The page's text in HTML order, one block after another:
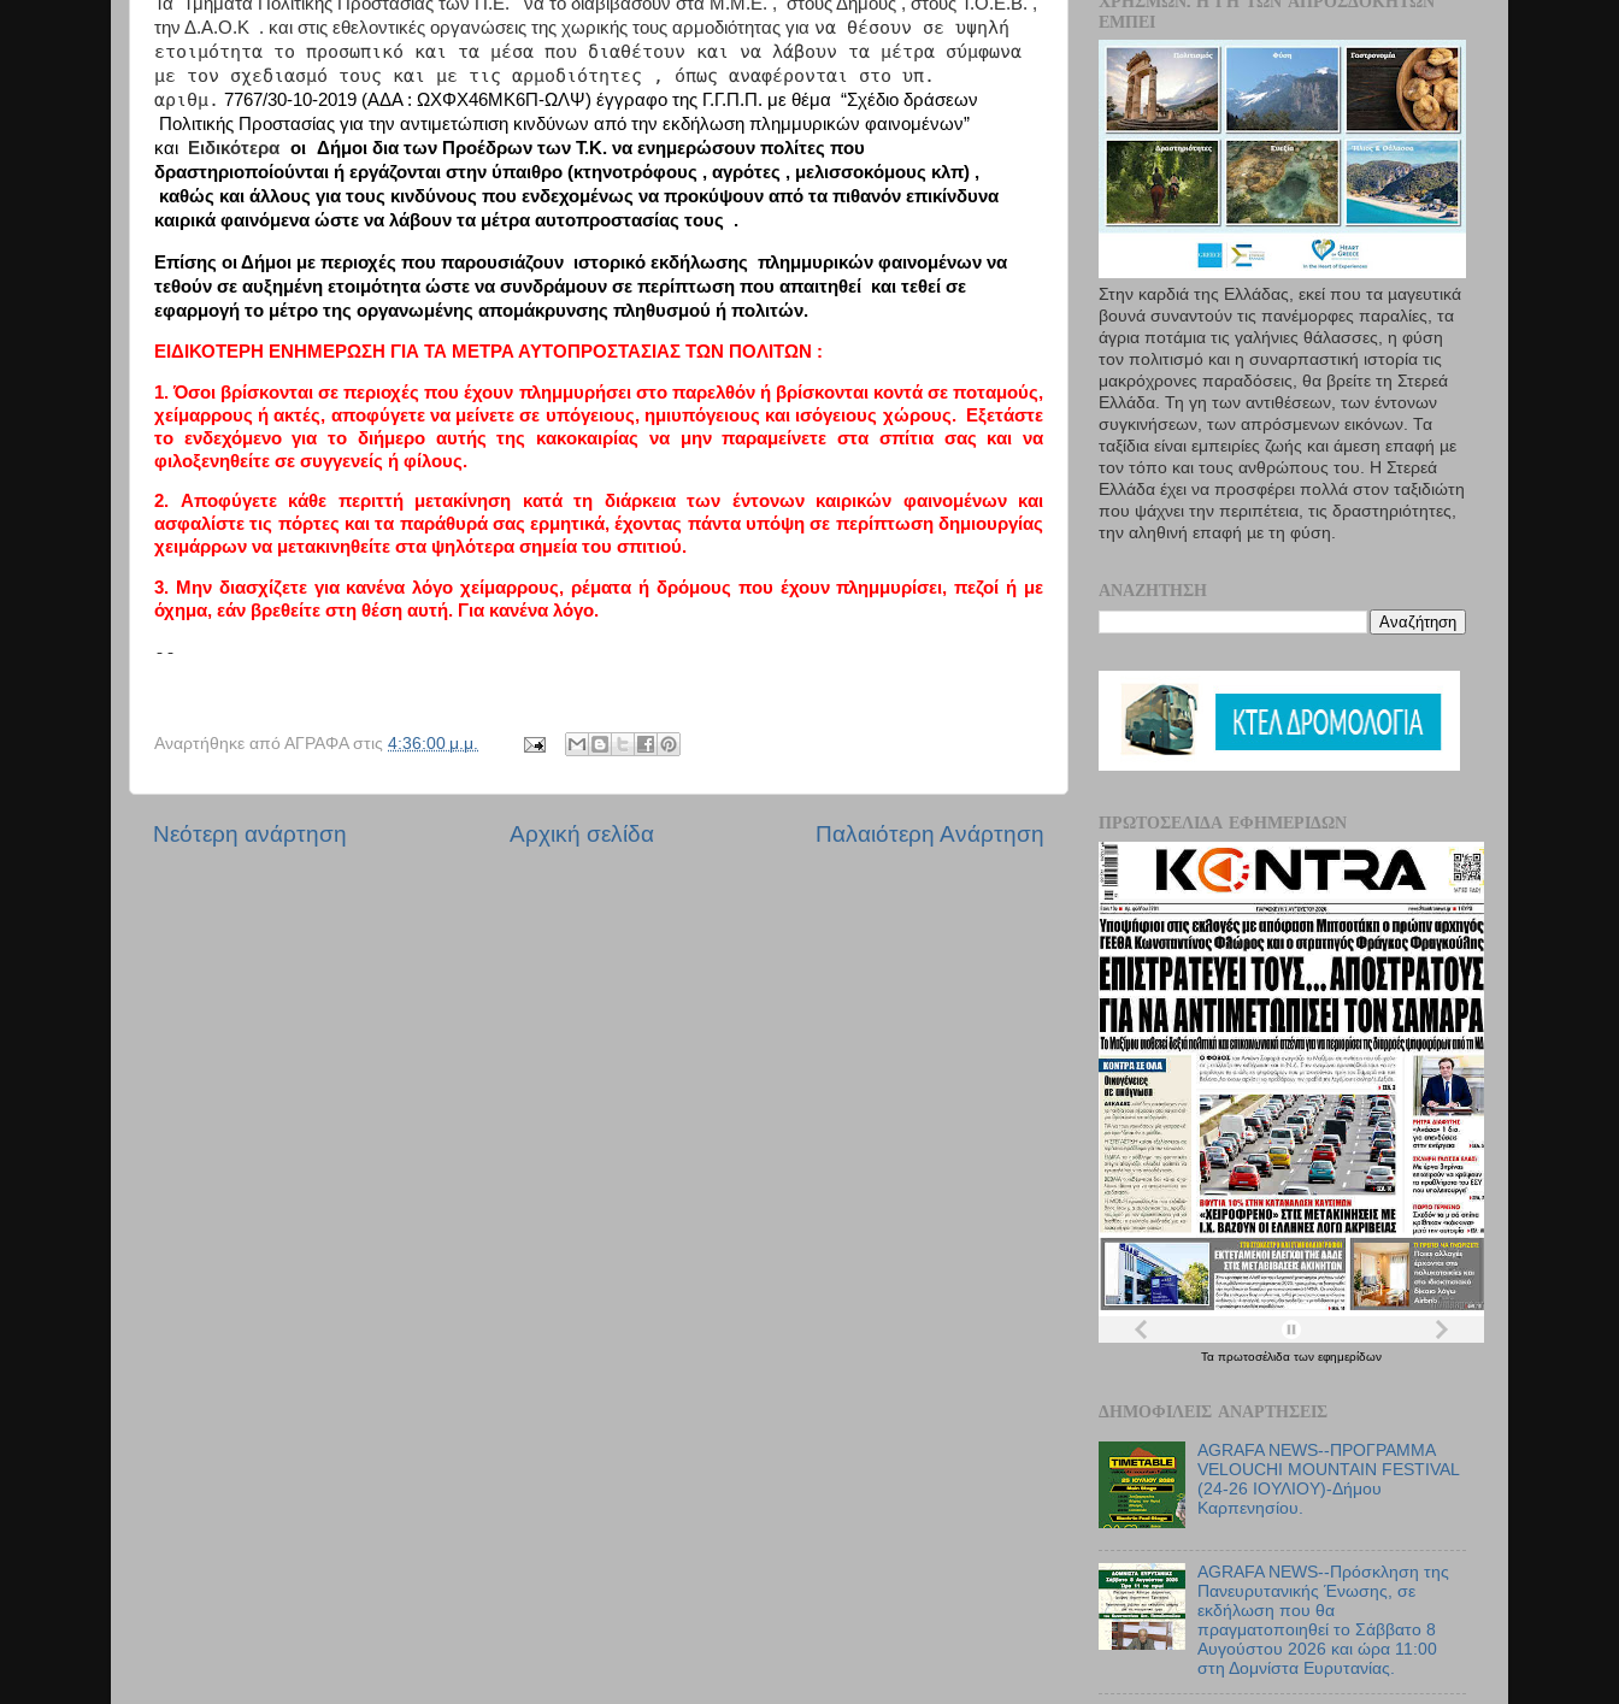
την Δ.Α.Ο.Κ . και στις εθελοντικές οργανώσεις της χωρικής τους αρμοδιότητας για να θέσουν σε υψηλή
ετοιμότητα το προσωπικό και τα μέσα που διαθέτουν και να λάβουν τα μέτρα σύμφωνα
με τον σχεδιασμό τους και με τις αρμοδιότητες , όπως αναφέρονται στο υπ.
αριθμ. 7767/30-10-2019 (ΑΔΑ : ΩΧΦΧ46ΜΚ6Π-ΩΛΨ) έγγραφο της Γ.Γ.Π.Π. με θέμα “Σχέδιο δράσεων
Πολιτικής Προστασίας για την αντιμετώπιση κινδύνων από την εκδήλωση πλημμυρικών φαινομένων”
και
Ειδικότερα οι Δήμοι δια των Προέδρων των Τ.Κ. να ενημερώσουν πολίτες που
δραστηριοποίούνται ή εργάζονται στην ύπαιθρο (κτηνοτρόφους , αγρότες , μελισσοκόμους κλπ) ,
καθώς και άλλους για τους κινδύνους που ενδεχομένως να προκύψουν από τα πιθανόν επικίνδυνα
καιρικά φαινόμενα ώστε να λάβουν τα μέτρα αυτοπροστασίας τους .
Επίσης οι Δήμοι με περιοχές που παρουσιάζουν ιστορικό εκδήλωσης πλημμυρικών φαινομένων να
τεθούν σε αυξημένη ετοιμότητα ώστε να συνδράμουν σε περίπτωση που απαιτηθεί και τεθεί σε
εφαρμογή το μέτρο της οργανωμένης απομάκρυνσης πληθυσμού ή πολιτών.
ΕΙΔΙΚΟΤΕΡΗ ΕΝΗΜΕΡΩΣΗ ΓΙΑ ΤΑ ΜΕΤΡΑ ΑΥΤΟΠΡΟΣΤΑΣΙΑΣ ΤΩΝ ΠΟΛΙΤΩΝ :
1. Όσοι βρίσκονται σε περιοχές που έχουν πλημμυρήσει στο παρελθόν ή βρίσκονται κοντά σε ποταμούς,
χείμαρρους ή ακτές, αποφύγετε να μείνετε σε υπόγειους, ημιυπόγειους και ισόγειους χώρους. Εξετάστε
το ενδεχόμενο για το διήμερο αυτής της κακοκαιρίας να μην παραμείνετε στα σπίτια σας και να
φιλοξενηθείτε σε συγγενείς ή φίλους.
2. Αποφύγετε κάθε περιττή μετακίνηση κατά τη διάρκεια των έντονων καιρικών φαινομένων και
ασφαλίστε τις πόρτες και τα παράθυρά σας ερμητικά, έχοντας πάντα υπόψη σε περίπτωση δημιουργίας
χειμάρρων να μετακινηθείτε στα ψηλότερα σημεία του σπιτιού.
3. Μην διασχίζετε για κανένα λόγο χείμαρρους, ρέματα ή δρόμους που έχουν πλημμυρίσει, πεζοί ή με
όχημα, εάν βρεθείτε στη θέση αυτή. Για κανένα λόγο.
--
Αναρτήθηκε από ΑΓΡΑΦΑ στις 4:36:00 μ.μ.
Νεότερη ανάρτηση Παλαιότερη Ανάρτηση
Αρχική σελίδα
ΕΜΠΕΙ
Στην καρδιά της Ελλάδας, εκεί που τα µαγευτικά
βουνά συναντούν τις πανέμορφες παραλίες, τα
άγρια ποτάμια τις γαλήνιες θάλασσες, η φύση
τον πολιτισμό και η συναρπαστική ιστορία τις
μακρόχρονες παραδόσεις, θα βρείτε τη Στερεά
Ελλάδα. Τη γη των αντιθέσεων, των έντονων
συγκινήσεων, των απρόσμενων εικόνων. Τα
ταξίδια είναι εμπειρίες ζωής και άμεση επαφή µε
τον τόπο και τους ανθρώπους του. Η Στερεά
Ελλάδα έχει να προσφέρει πολλά στον ταξιδιώτη
που ψάχνει την περιπέτεια, τις δραστηριότητες,
την αληθινή επαφή µε τη φύση.
ΑΝΑΖΉΤΗΣΗ
ΠΡΩΤΟΣΈΛΙΔΑ ΕΦΗΜΕΡΊΔΩΝ
Τα πρωτοσέλιδα των εφημερίδων
ΔΗΜΟΦΙΛΕΊΣ ΑΝΑΡΤΉΣΕΙΣ
AGRAFA NEWS--ΠΡΟΓΡΑΜΜΑ
VELOUCHI MOUNTAIN FESTIVAL
(24-26 ΙΟΥΛΙΟΥ)-Δήμου
Καρπενησίου.
AGRAFA NEWS--Πρόσκληση της
Πανευρυτανικής Ένωσης, σε
εκδήλωση που θα
πραγματοποιηθεί το Σάββατο 8
Αυγούστου 2026 και ώρα 11:00
στη Δομνίστα Ευρυτανίας.